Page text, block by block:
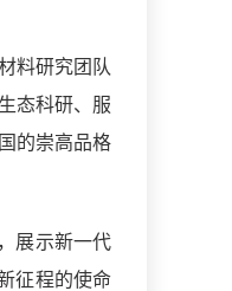
料研究团队
态科研、服
的崇高品格
展示新一代
征程的使命